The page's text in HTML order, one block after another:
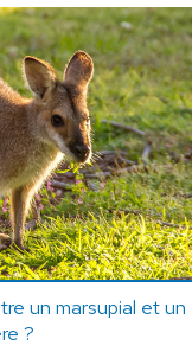
un marsupial et un
?